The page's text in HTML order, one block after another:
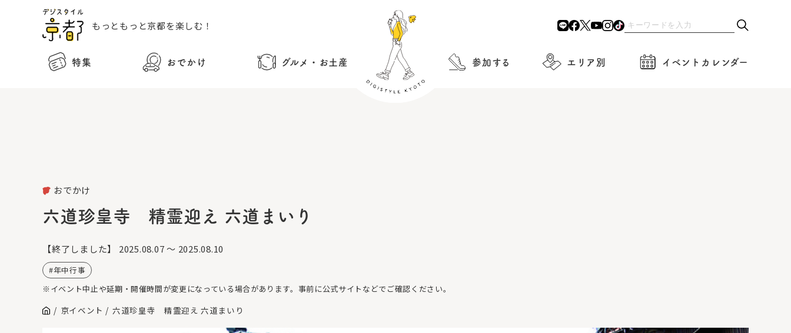
もっともっと京都を楽しむ！
特集 おでかけ グルメ・お土産 参加する エリア別 イベントカレンダー
おでかけ
六道珍皇寺 精霊迎え 六道まいり
【終了しました】 2025.08.07 ～ 2025.08.10
年中行事
※イベント中止や延期・開催時間が変更になっている場合があります。事前に公式サイトなどでご確認ください。
京イベント 六道珍皇寺 精霊迎え 六道まいり